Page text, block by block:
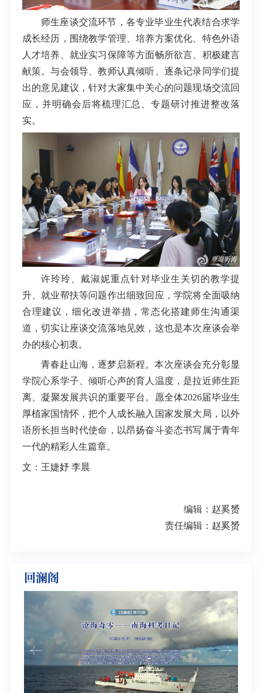
师生座谈交流环节，各专业毕业生代表结合求学
成长经历，围绕教学管理、培养方案优化、特色外语
人才培养、就业实习保障等方面畅所欲言、积极建言
献策。与会领导、教师认真倾听、逐条记录同学们提
出的意见建议，针对大家集中关心的问题现场交流回
应，并明确会后将梳理汇总、专题研讨推进整改落
实。
许玲玲、戴淑妮重点针对毕业生关切的教学提
升、就业帮扶等问题作出细致回应，学院将全面吸纳
合理建议，细化改进举措，常态化搭建师生沟通渠
道，切实让座谈交流落地见效，这也是本次座谈会举
办的核心初衷。
青春赴山海，逐梦启新程。本次座谈会充分彰显
学院心系学子、倾听心声的育人温度，是拉近师生距
离、凝聚发展共识的重要平台。愿全体2026届毕业生
厚植家国情怀，把个人成长融入国家发展大局，以外
语所长担当时代使命，以昂扬奋斗姿态书写属于青年
一代的精彩人生篇章。
文：王婕妤 李晨
编辑：赵奚赟
责任编辑：赵奚赟
回澜阁